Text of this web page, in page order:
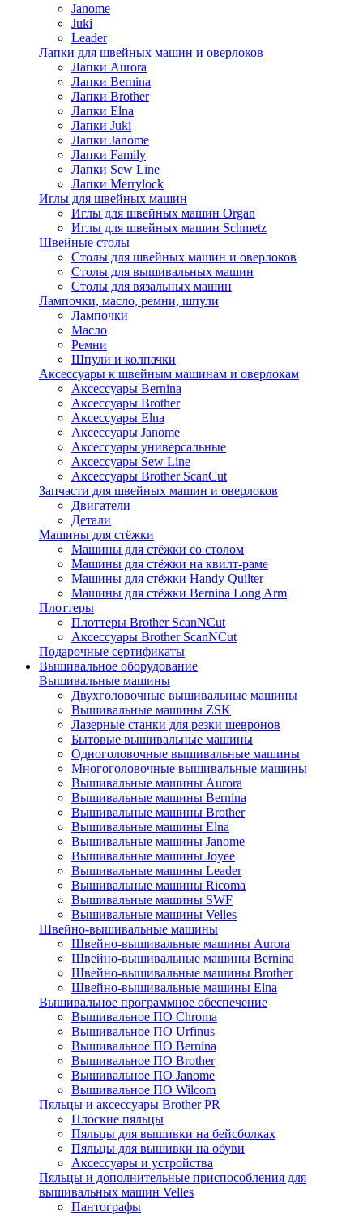
Janome
Juki
Leader
Лапки для швейных машин и оверлоков
Лапки Aurora
Лапки Bernina
Лапки Brother
Лапки Elna
Лапки Juki
Лапки Janome
Лапки Family
Лапки Sew Line
Лапки Merrylock
Иглы для швейных машин
Иглы для швейных машин Organ
Иглы для швейных машин Schmetz
Швейные столы
Столы для швейных машин и оверлоков
Столы для вышивальных машин
Столы для вязальных машин
Лампочки, масло, ремни, шпули
Лампочки
Масло
Ремни
Шпули и колпачки
Аксессуары к швейным машинам и оверлокам
Аксессуары Bernina
Аксессуары Brother
Аксессуары Elna
Аксессуары Janome
Аксессуары универсальные
Аксессуары Sew Line
Аксессуары Brother ScanCut
Запчасти для швейных машин и оверлоков
Двигатели
Детали
Машины для стёжки
Машины для стёжки со столом
Машины для стёжки на квилт-раме
Машины для стёжки Handy Quilter
Машины для стёжки Bernina Long Arm
Плоттеры
Плоттеры Brother ScanNCut
Аксессуары Brother ScanNCut
Подарочные сертификаты
Вышивальное оборудование
Вышивальные машины
Двухголовочные вышивальные машины
Вышивальные машины ZSK
Лазерные станки для резки шевронов
Бытовые вышивальные машины
Одноголовочные вышивальные машины
Многоголовочные вышивальные машины
Вышивальные машины Aurora
Вышивальные машины Bernina
Вышивальные машины Brother
Вышивальные машины Elna
Вышивальные машины Janome
Вышивальные машины Joyee
Вышивальные машины Leader
Вышивальные машины Ricoma
Вышивальные машины SWF
Вышивальные машины Velles
Швейно-вышивальные машины
Швейно-вышивальные машины Aurora
Швейно-вышивальные машины Bernina
Швейно-вышивальные машины Brother
Швейно-вышивальные машины Elna
Вышивальное программное обеспечение
Вышивальное ПО Chroma
Вышивальное ПО Urfinus
Вышивальное ПО Bernina
Вышивальное ПО Brother
Вышивальное ПО Janome
Вышивальное ПО Wilcom
Пяльцы и аксессуары Brother PR
Плоские пяльцы
Пяльцы для вышивки на бейсболках
Пяльцы для вышивки на обуви
Аксессуары и устройства
Пяльцы и дополнительные приспособления для
вышивальных машин Velles
Пантографы